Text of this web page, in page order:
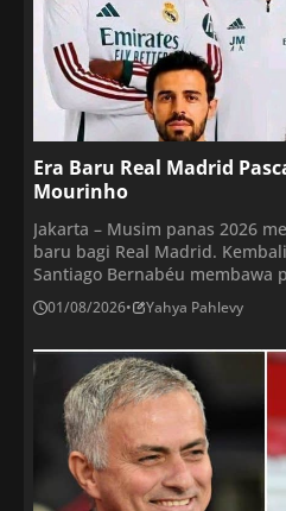
Era Baru Real Madrid
Mourinho
Jakarta – Musim panas 2026
baru bagi Real Madrid.
Santiago Bernabéu membawa
arah pembangunan skuad.
hanya ingin mempertahankan
sebagai kekuatan paling
bursa transfer musim […]
01/08/2026• Yahya Pahlevy